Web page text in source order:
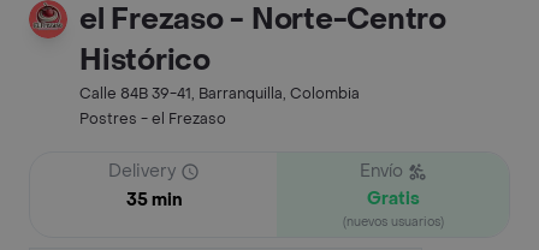
el Frezaso - Norte-Centro
Histórico
Calle 84B 39-41, Barranquilla, Colombia
Postres - el Frezaso
Delivery
35 min
Envío
Gratis
(nuevos usuarios)